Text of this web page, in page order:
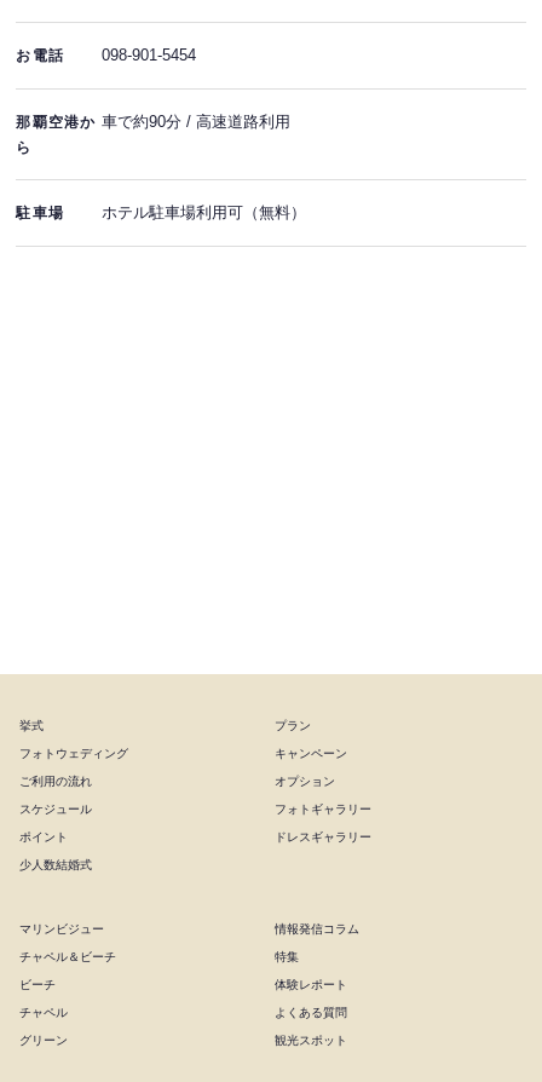
お電話 098-901-5454
那覇空港か
ら
車で約90分 / 高速道路利用
駐車場 ホテル駐車場利用可（無料）
挙式
フォトウェディング
ご利用の流れ
スケジュール
ポイント
少人数結婚式
プラン
キャンペーン
オプション
フォトギャラリー
ドレスギャラリー
マリンビジュー
チャペル＆ビーチ
ビーチ
チャペル
グリーン
情報発信コラム
特集
体験レポート
よくある質問
観光スポット